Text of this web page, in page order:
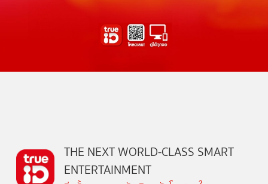
THE NEXT WORLD-CLASS SMART
ENTERTAINMENT